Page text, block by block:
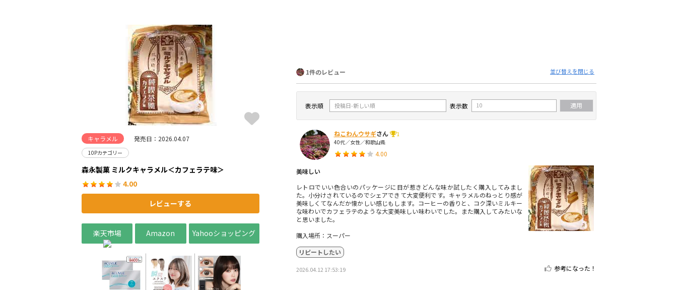
キャラメル 発売日：2026.04.07
10Pカテゴリー
森永製菓 ミルクキャラメル＜カフェラテ味＞
4.00
レビューする
楽天市場 Amazon Yahooショッピング
1件のレビュー 並び替えを閉じる
表示順 表示数
ねこわんウサギさん
1
40代／女性／和歌山県
4.00
美味しい
レトロでいい色合いのパッケージに目が惹きどんな味か試したく購入してみまし
た。小分けされているのでシェアできて大変便利です。キャラメルのねっとり感が
美味しくてなんだか懐かしい感じもします。コーヒーの香りと、コク深いミルキー
な味わいでカフェラテのような大変美味しい味わいでした。また購入してみたいな
と思いました。
購入場所：スーパー
リピートしたい
2026.04.12 17:53:19 参考になった！